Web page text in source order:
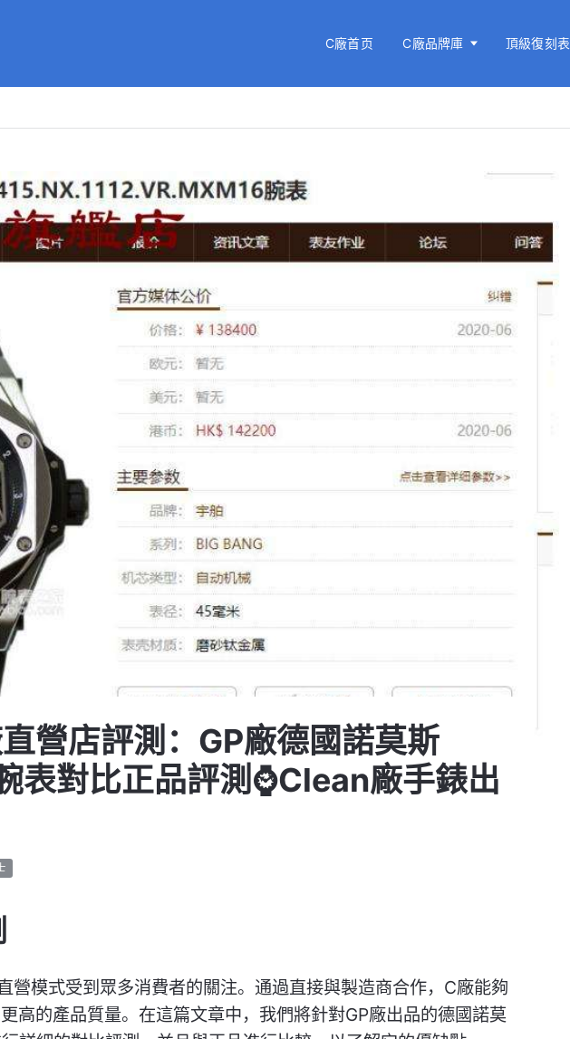
C廠首页 C廠品牌庫 頂級復刻表
直營店評測：GP廠德國諾莫斯
表對比正品評測⌚Clean廠手錶出
營模式受到眾多消費者的關注。通過直接與製造商合作，C廠能夠
高的產品質量。在這篇文章中，我們將針對GP廠出品的德國諾莫